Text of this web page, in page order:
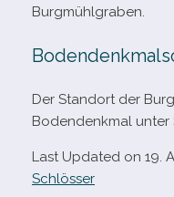
Burgmühlgraben.
Der Standort der
Bodendenkmal unter
Last Updated on 19.
Schlösser